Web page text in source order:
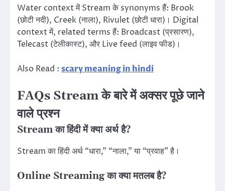
Water context में Stream के synonyms हैं: Brook
(छोटी नदी), Creek (नाला), Rivulet (छोटी धारा)। Digital
context में, related terms हैं: Broadcast (प्रसारण),
Telecast (टेलीकास्ट), और Live feed (लाइव फीड)।
Also Read : scary meaning in hindi
FAQs Stream के बारे में अक्सर पूछे जाने
वाले प्रश्न
Stream का हिंदी में क्या अर्थ है?
Stream का हिंदी अर्थ “धारा,” “नाला,” या “प्रवाह” है।
Online Streaming का क्या मतलब है?